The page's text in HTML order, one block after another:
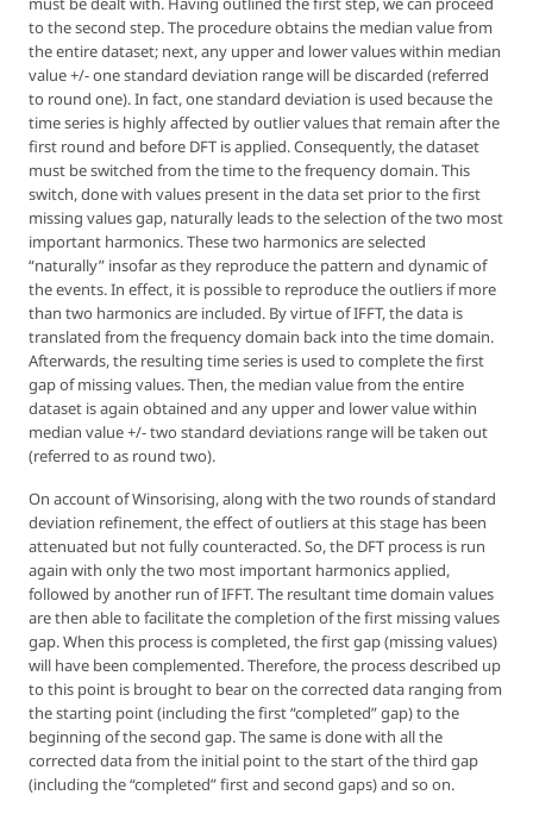
to the second step. The procedure obtains the median value from
the entire dataset; next, any upper and lower values within median
value +/- one standard deviation range will be discarded (referred
to round one). In fact, one standard deviation is used because the
time series is highly affected by outlier values that remain after the
first round and before DFT is applied. Consequently, the dataset
must be switched from the time to the frequency domain. This
switch, done with values present in the data set prior to the first
missing values gap, naturally leads to the selection of the two most
important harmonics. These two harmonics are selected
“naturally” insofar as they reproduce the pattern and dynamic of
the events. In effect, it is possible to reproduce the outliers if more
than two harmonics are included. By virtue of IFFT, the data is
translated from the frequency domain back into the time domain.
Afterwards, the resulting time series is used to complete the first
gap of missing values. Then, the median value from the entire
dataset is again obtained and any upper and lower value within
median value +/- two standard deviations range will be taken out
(referred to as round two).
On account of Winsorising, along with the two rounds of standard
deviation refinement, the effect of outliers at this stage has been
attenuated but not fully counteracted. So, the DFT process is run
again with only the two most important harmonics applied,
followed by another run of IFFT. The resultant time domain values
are then able to facilitate the completion of the first missing values
gap. When this process is completed, the first gap (missing values)
will have been complemented. Therefore, the process described up
to this point is brought to bear on the corrected data ranging from
the starting point (including the first “completed” gap) to the
beginning of the second gap. The same is done with all the
corrected data from the initial point to the start of the third gap
(including the “completed” first and second gaps) and so on.